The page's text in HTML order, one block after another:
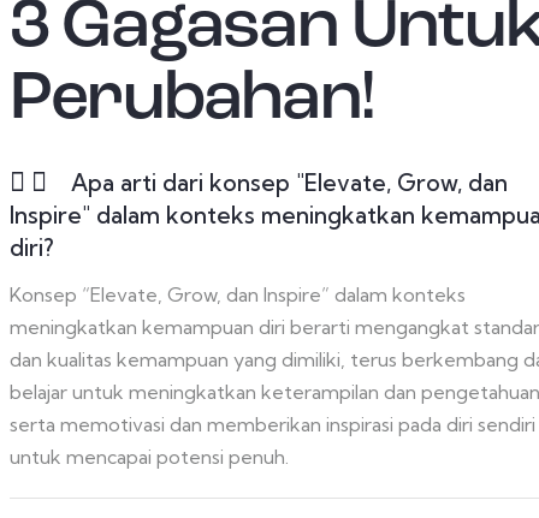
3 Gagasan
Perubahan!
Apa arti dari konsep "Elevate, Grow, dan
Inspire" dalam konteks meningkatkan
diri?
Konsep “Elevate, Grow, dan Inspire” dalam konteks
meningkatkan kemampuan diri berarti mengangkat standar
dan kualitas kemampuan yang dimiliki, terus berkembang
belajar untuk meningkatkan keterampilan dan
serta memotivasi dan memberikan inspirasi pada diri sendiri
untuk mencapai potensi penuh.